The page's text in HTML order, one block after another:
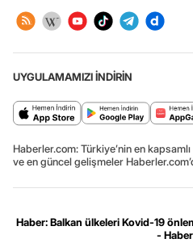
UYGULAMAMIZI İNDİRİN
Haberler.com: Türkiye’nin en
ve en güncel gelişmeler
Haber: Balkan ülkeleri Kovid-19
-